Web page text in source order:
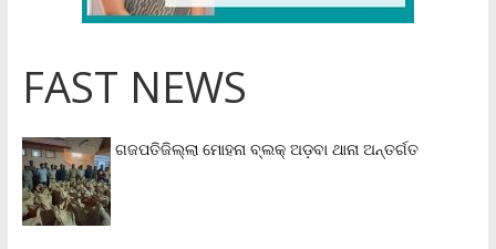
FAST NEWS
ଗଜପତିଜିଲ୍ଲା ମୋହନା ବ୍ଲକ୍‌ ଅଡ଼ବା ଥାନା ଅନ୍ତର୍ଗତ